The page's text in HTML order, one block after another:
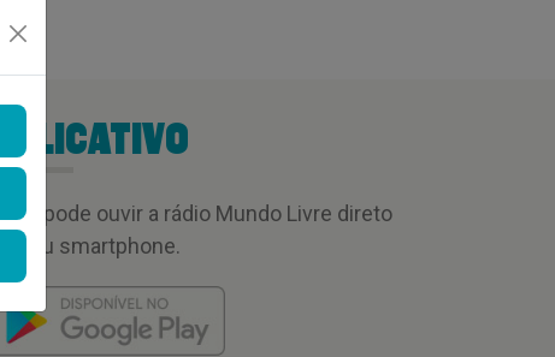
APLICATIVO
Você pode ouvir a rádio Mundo Livre direto
no seu smartphone.